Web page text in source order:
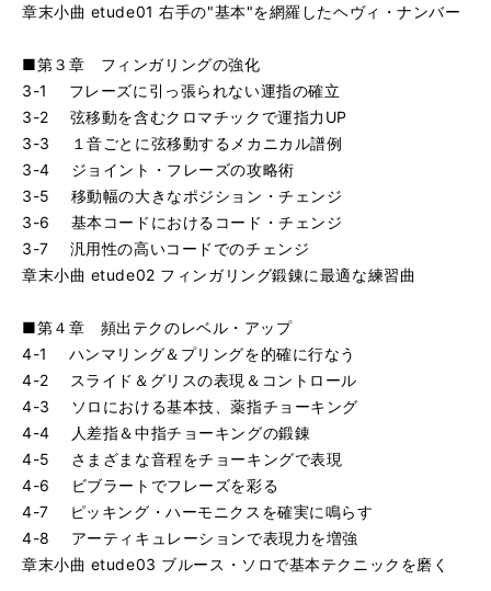
章末小曲 etude01 右手の"基本"を網羅したヘヴィ・ナンバー
■第３章 フィンガリングの強化
3-1 フレーズに引っ張られない運指の確立
3-2 弦移動を含むクロマチックで運指力UP
3-3 １音ごとに弦移動するメカニカル譜例
3-4 ジョイント・フレーズの攻略術
3-5 移動幅の大きなポジション・チェンジ
3-6 基本コードにおけるコード・チェンジ
3-7 汎用性の高いコードでのチェンジ
章末小曲 etude02 フィンガリング鍛錬に最適な練習曲
■第４章 頻出テクのレベル・アップ
4-1 ハンマリング＆プリングを的確に行なう
4-2 スライド＆グリスの表現＆コントロール
4-3 ソロにおける基本技、薬指チョーキング
4-4 人差指＆中指チョーキングの鍛錬
4-5 さまざまな音程をチョーキングで表現
4-6 ビブラートでフレーズを彩る
4-7 ピッキング・ハーモニクスを確実に鳴らす
4-8 アーティキュレーションで表現力を増強
章末小曲 etude03 ブルース・ソロで基本テクニックを磨く